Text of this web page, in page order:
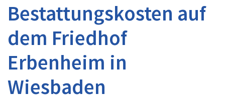
Bestattungskosten auf
dem Friedhof
Erbenheim in
Wiesbaden